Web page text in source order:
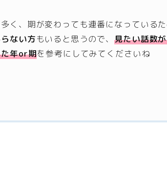
く、期が変わっても連番になっているた
ない方もいると思うので、見たい話数
年or期を参考にしてみてくださいね